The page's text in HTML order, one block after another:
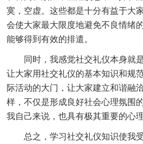
寞，空虚。这些都是十分有益于大
会使大家最大限度地避免不良情绪
能够得到有效的排遣。
同时，我感觉社交礼仪本身就
让大家用社交礼仪的基本知识和规
际活动的大门，让大家建立和谐融
样，不仅是形成良好社会心理氛围
我自己来说，也具有极其重要的心
总之，学习社交礼仪知识使我